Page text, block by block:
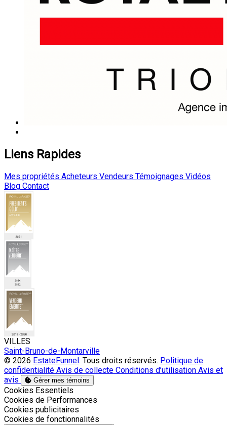
Liens Rapides
Mes propriétés Acheteurs Vendeurs Témoignages Vidéos
Blog Contact
VILLES
Saint-Bruno-de-Montarville
© 2026 EstateFunnel. Tous droits réservés. Politique de
confidentialité Avis de collecte Conditions d’utilisation Avis et
avis
Gérer mes témoins
Activer
Cookies Essentiels
Activer
Cookies de Performances
Activer
Cookies publicitaires
Activer
Cookies de fonctionnalités